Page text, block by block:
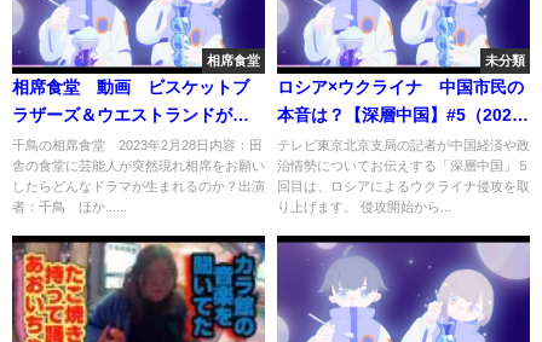
相席食堂
相席食堂 動画 ビスケットブ
ラザーズ＆ウエストランドが相
席旅へ 2月28日
千鳥の相席食堂 2023年2月28日内容：田
舎の食堂に芸能人が突然現れ相席をお願い
したらどんなドラマが生まれるのか？出演
者：千鳥 ほか......
未分類
ロシア×ウクライナ 中国市民の
本音は？【深層中国】#5（2022
年4月8日）
テレビ東京北京支局の記者が中国経済や政
治情勢についてお伝えする「深層中国」５
回目は、ロシアによるウクライナ侵攻を取
り上げます。 侵攻開始から...